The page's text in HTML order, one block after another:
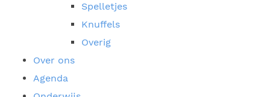
Spelletjes
Knuffels
Overig
Over ons
Agenda